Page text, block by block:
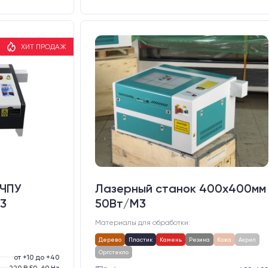
ХИТ ПРОДАЖ
от +10 до +40
Лазерный станок 400х400мм
50Вт/М3
Материалы для обработки:
Дерево Пластик Камень Резина Кожа
Акрил
Оргстекло